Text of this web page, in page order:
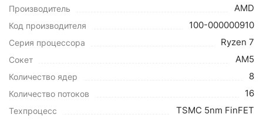
Производитель AMD
Код производителя 100-000000910
Серия процессора Ryzen 7
Сокет AM5
Количество ядер 8
Количество потоков 16
Техпроцесс TSMC 5nm FinFET